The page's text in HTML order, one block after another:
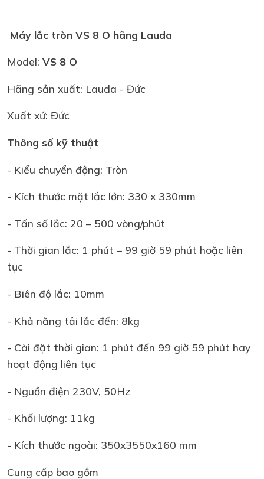
Máy lắc tròn VS 8 O hãng Lauda
Model: VS 8 O
Hãng sản xuất: Lauda - Đức
Xuất xứ: Đức
Thông số kỹ thuật
- Kiểu chuyển động: Tròn
- Kích thước mặt lắc lớn: 330 x 330mm
- Tấn số lắc: 20 – 500 vòng/phút
- Thời gian lắc: 1 phút – 99 giờ 59 phút hoặc liên
tục
- Biên độ lắc: 10mm
- Khả năng tải lắc đến: 8kg
- Cài đặt thời gian: 1 phút đến 99 giờ 59 phút hay
hoạt động liên tục
- Nguồn điện 230V, 50Hz
- Khối lượng: 11kg
- Kích thước ngoài: 350x3550x160 mm
Cung cấp bao gồm